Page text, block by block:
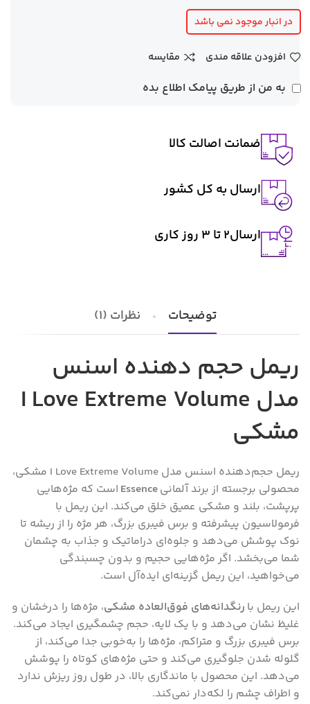
در انبار موجود نمی باشد
افزودن علاقه مندی مقایسه
به من از طریق پیامک اطلاع بده
ضمانت اصالت کالا
ارسال به کل کشور
ارسال2 تا ۳ روز کاری
توضیحات نظرات (1)
ریمل حجم دهنده اسنس
مدل I Love Extreme Volume
مشکی
ریمل حجم‌دهنده اسنس مدل I Love Extreme Volume مشکی،
محصولی برجسته از برند آلمانیEssence است که مژه‌هایی
پرپشت، بلند و مشکی عمیق خلق می‌کند. این ریمل با
فرمولاسیون پیشرفته و برس فیبری بزرگ، هر مژه را از ریشه تا
نوک پوشش می‌دهد و جلوه‌ای دراماتیک و جذاب به چشمان
شما می‌بخشد. اگر مژه‌هایی حجیم و بدون چسبندگی
می‌خواهید، این ریمل گزینه‌ای ایده‌آل است.
این ریمل با رنگدانه‌های فوق‌العاده مشکی، مژه‌ها را درخشان و
غلیظ نشان می‌دهد و با یک لایه، حجم چشمگیری ایجاد می‌کند.
برس فیبری بزرگ و متراکم، مژه‌ها را به‌خوبی جدا می‌کند، از
گلوله شدن جلوگیری می‌کند و حتی مژه‌های کوتاه را پوشش
می‌دهد. این محصول با ماندگاری بالا، در طول روز ریزش ندارد
و اطراف چشم را لکه‌دار نمی‌کند.